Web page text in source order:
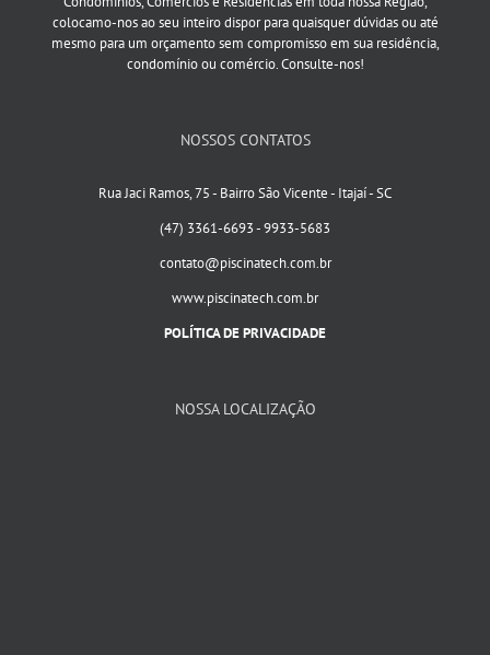
colocamo-nos ao seu inteiro dispor para quaisquer dúvidas ou até
mesmo para um orçamento sem compromisso em sua residência,
condomínio ou comércio. Consulte-nos!
NOSSOS CONTATOS
Rua Jaci Ramos, 75 - Bairro São Vicente - Itajaí - SC
(47) 3361-6693 - 9933-5683
contato@piscinatech.com.br
www.piscinatech.com.br
POLÍTICA DE PRIVACIDADE
NOSSA LOCALIZAÇÃO